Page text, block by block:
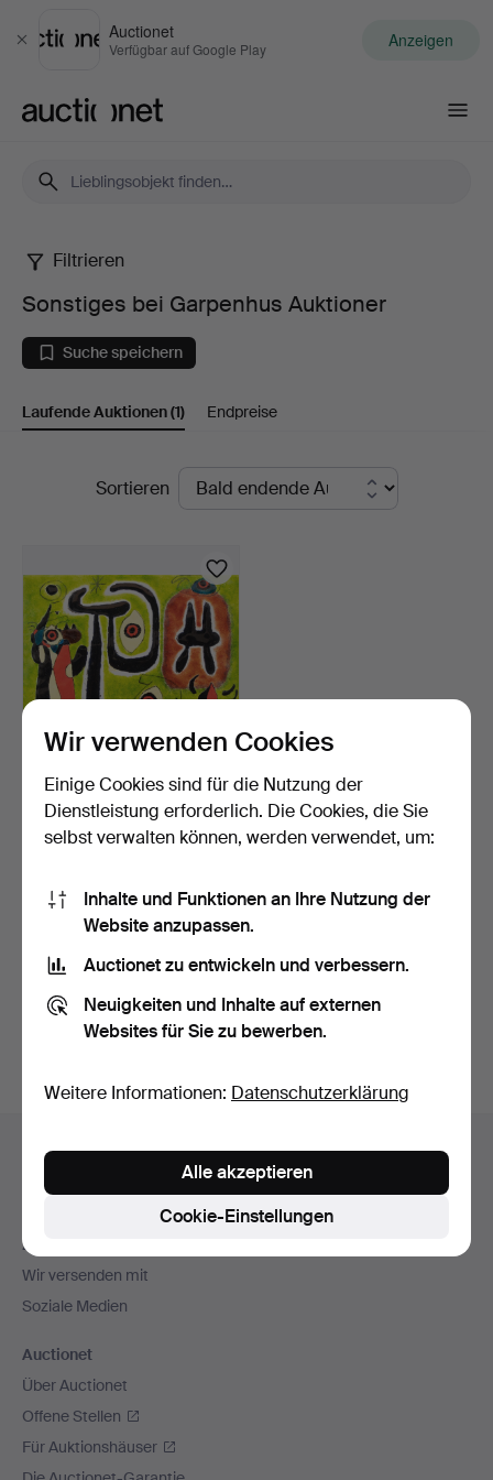
Schließen
Auctionet
Verfügbar auf Google Play Anzeigen
Sonstiges
bei
Garpenhus
Auktioner
Filtrieren
Sonstiges bei Garpenhus Auktioner
Suche speichern
Laufende Auktionen(1) Endpreise
LaufendeSortieren
OIDENTIFIERAD
KONSTNÄR. Komposition,
Email…
5 Tage
Suche speichern
Archiv
suchen.
Navigation
Hilfe und Kontakt
Kontakt mit dem Support aufnehmen
Zahlungsweisen
Wir versenden mit
Soziale Medien
Auctionet
Über Auctionet
Offene Stellen
Für Auktionshäuser
Wir verwenden Cookies
Einige Cookies sind für die Nutzung der
Dienstleistung erforderlich. Die Cookies, die Sie
selbst verwalten können, werden verwendet, um:
Inhalte und Funktionen an Ihre Nutzung der
Website anzupassen.
Auctionet zu entwickeln und verbessern.
Neuigkeiten und Inhalte auf externen
Websites für Sie zu bewerben.
Weitere Informationen: Datenschutzerklärung
Cookie-Einstellungen
Alle akzeptieren